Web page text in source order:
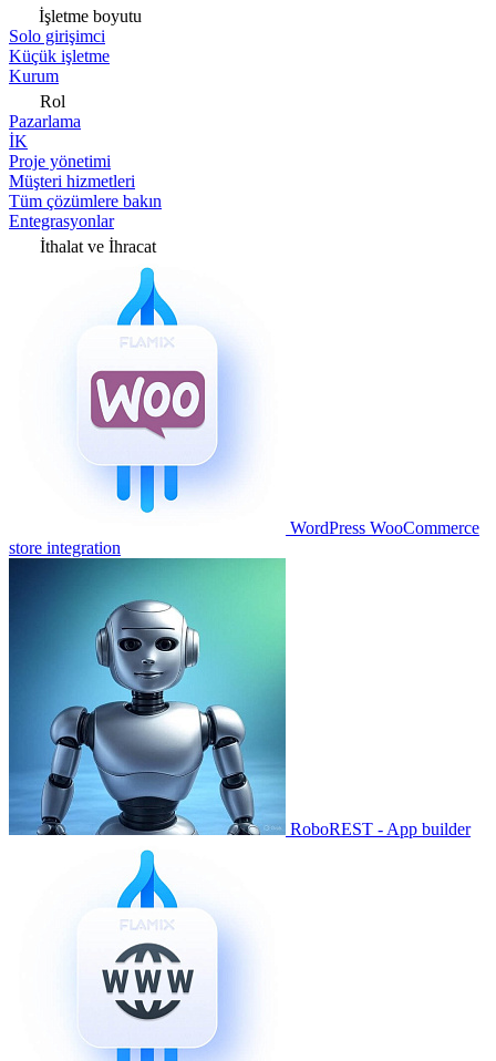
İşletme boyutu
Solo girişimci
Küçük işletme
Kurum
Rol
Pazarlama
İK
Proje yönetimi
Müşteri hizmetleri
Tüm çözümlere bakın
Entegrasyonlar
İthalat ve İhracat
WordPress WooCommerce
store integration
RoboREST - App builder